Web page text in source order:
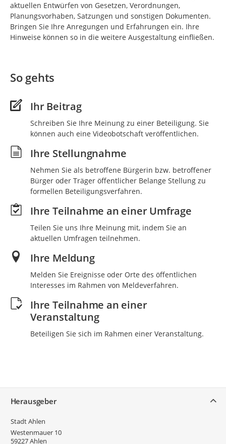
aktuellen Entwürfen von Gesetzen, Verordnungen,
Planungsvorhaben, Satzungen und sonstigen Dokumenten.
Bringen Sie Ihre Anregungen und Erfahrungen ein. Ihre
Hinweise können so in die weitere Ausgestaltung einfließen.
So gehts
Ihr Beitrag
Schreiben Sie Ihre Meinung zu einer Beteiligung. Sie
können auch eine Videobotschaft veröffentlichen.
Ihre Stellungnahme
Nehmen Sie als betroffene Bürgerin bzw. betroffener
Bürger oder Träger öffentlicher Belange Stellung zu
formellen Beteiligungsverfahren.
Ihre Teilnahme an einer Umfrage
Teilen Sie uns Ihre Meinung mit, indem Sie an
aktuellen Umfragen teilnehmen.
Ihre Meldung
Melden Sie Ereignisse oder Orte des öffentlichen
Interesses im Rahmen von Meldeverfahren.
Ihre Teilnahme an einer
Veranstaltung
Beteiligen Sie sich im Rahmen einer Veranstaltung.
Herausgeber
Stadt Ahlen
Westenmauer 10
59227Ahlen